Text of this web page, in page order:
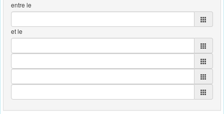
entre le
et le